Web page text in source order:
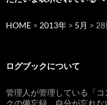
HOME > 2013年 > 5月 > 28
ログブックについて
管理人が管理している「
クの備忘録。自分が忘れ